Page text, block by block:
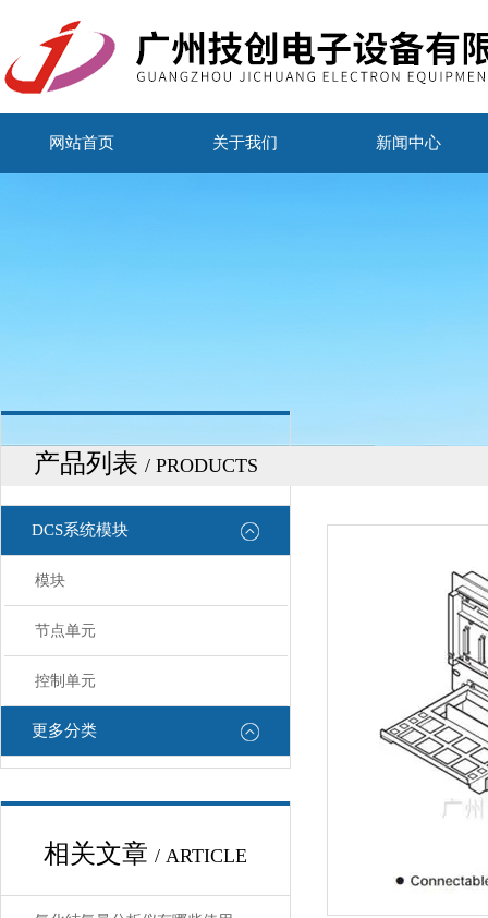
网站首页 关于我们 新闻中心
产品列表 / PRODUCTS
DCS系统模块
模块
节点单元
控制单元
更多分类
相关文章 / ARTICLE